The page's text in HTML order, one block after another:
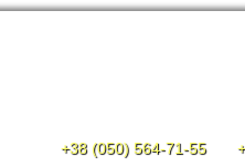
+38 (050) 564-71-55